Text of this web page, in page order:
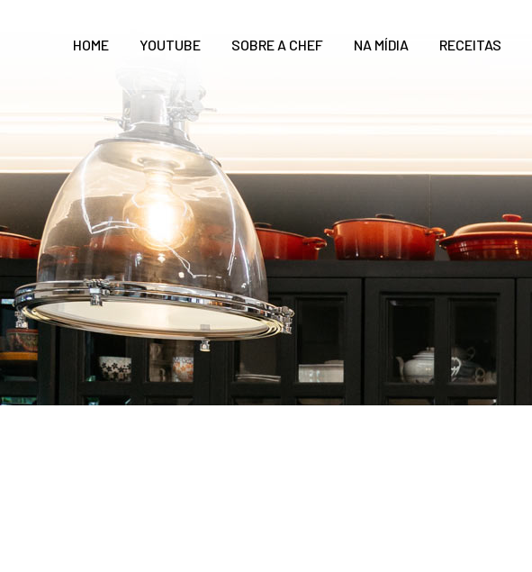
HOME YOUTUBE SOBRE A CHEF NA MÍDIA RECEITAS